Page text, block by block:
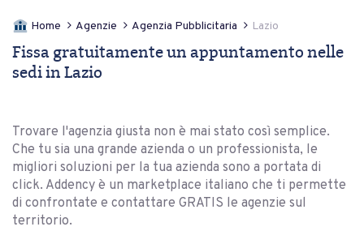
Home Agenzie Agenzia Pubblicitaria Lazio
Fissa gratuitamente un appuntamento nelle
sedi in Lazio
Trovare l'agenzia giusta non è mai stato così semplice.
Che tu sia una grande azienda o un professionista, le
migliori soluzioni per la tua azienda sono a portata di
click. Addency è un marketplace italiano che ti permette
di confrontate e contattare GRATIS le agenzie sul
territorio.